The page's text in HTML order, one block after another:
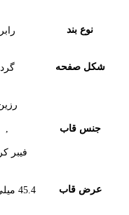
نوع بند رابر
شکل صفحه گرد
جنس قاب
فیبر
عرض قاب 45.4 میلی متر